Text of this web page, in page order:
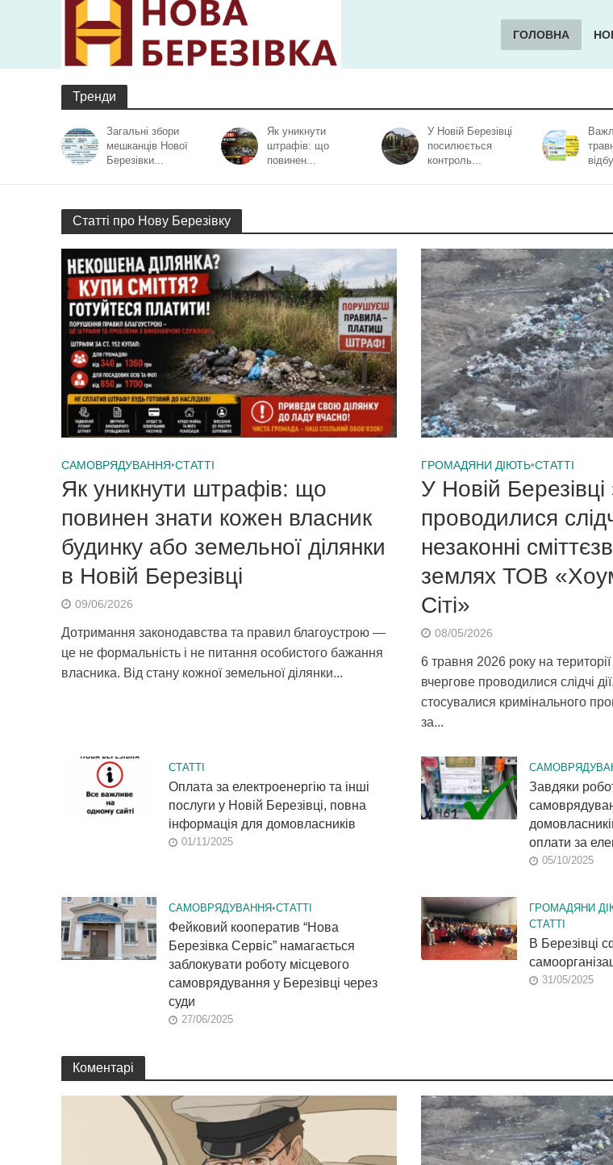
ГОЛОВНА
Тренди
Загальні збори
мешканців Нової
Березівки...
Як уникнути
штрафів: що
повинен...
У Новій Березівці
посилюється
контроль...
Статті про Нову Березівку
САМОВРЯДУВАННЯ•СТАТТІ
Як уникнути штрафів: що
повинен знати кожен власник
будинку або земельної ділянки
в Новій Березівці
09/06/2026
Дотримання законодавства та правил благоустрою —
це не формальність і не питання особистого бажання
власника. Від стану кожної земельної ділянки...
ГРОМАДЯНИ ДІЮТЬ•СТАТТІ
У Новій Березівці
проводилися
незаконні
землях ТОВ
Сіті»
08/05/2026
6 травня 2026 року на
вчергове проводилися слідчі
стосувалися кримінального
за...
СТАТТІ
Оплата за електроенергію та інші
послуги у Новій Березівці, повна
інформація для домовласників
01/11/2025
Завдяки
оплати за
05/10/2025
САМОВРЯДУВАННЯ•СТАТТІ
Фейковий кооператив “Нова
Березівка Сервіс” намагається
заблокувати роботу місцевого
самоврядування у Березівці через
суди
27/06/2025
ГРОМАДЯНИ
СТАТТІ
В Березівці
31/05/2025
Коментарі